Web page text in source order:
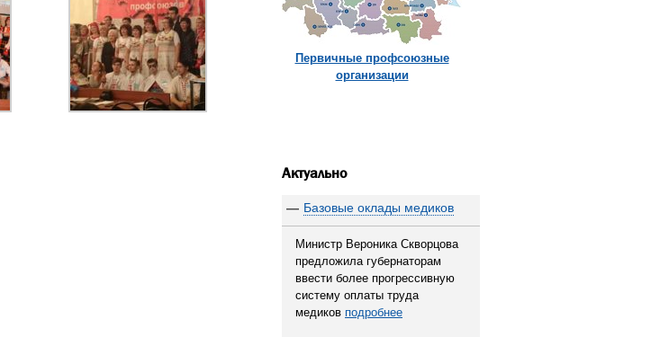
Первичные профсоюзные
организации
Актуально
— Базовые оклады медиков
Министр Вероника Скворцова
предложила губернаторам
ввести более прогрессивную
систему оплаты труда
медиков подробнее